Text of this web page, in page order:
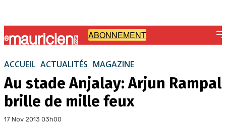
- ABONNEMENT
ACCUEIL ACTUALITÉS MAGAZINE
Au stade Anjalay: Arjun Rampal
brille de mille feux
17 Nov 2013 03h00